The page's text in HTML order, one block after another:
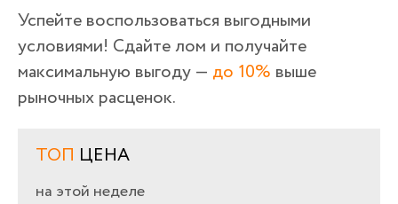
Успейте воспользоваться выгодными
условиями! Сдайте лом и получайте
максимальную выгоду — до 10% выше
рыночных расценок.
ТОП ЦЕНА
на этой неделе